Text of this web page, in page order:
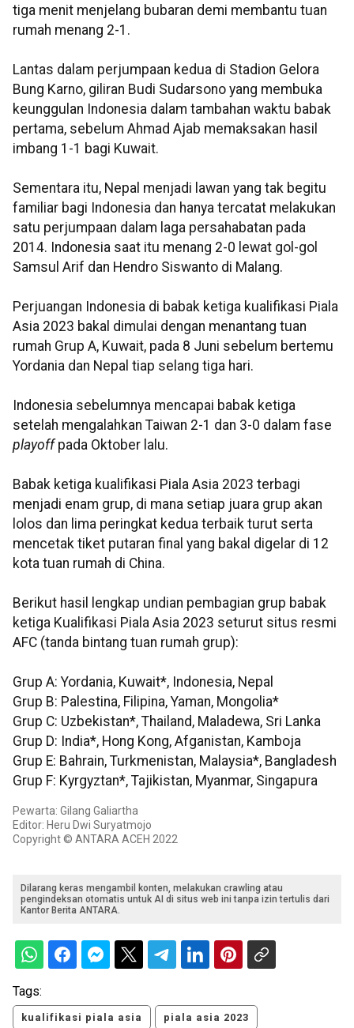
tiga menit menjelang bubaran demi membantu tuan
rumah menang 2-1.
Lantas dalam perjumpaan kedua di Stadion Gelora
Bung Karno, giliran Budi Sudarsono yang membuka
keunggulan Indonesia dalam tambahan waktu babak
pertama, sebelum Ahmad Ajab memaksakan hasil
imbang 1-1 bagi Kuwait.
Sementara itu, Nepal menjadi lawan yang tak begitu
familiar bagi Indonesia dan hanya tercatat melakukan
satu perjumpaan dalam laga persahabatan pada
2014. Indonesia saat itu menang 2-0 lewat gol-gol
Samsul Arif dan Hendro Siswanto di Malang.
Perjuangan Indonesia di babak ketiga kualifikasi Piala
Asia 2023 bakal dimulai dengan menantang tuan
rumah Grup A, Kuwait, pada 8 Juni sebelum bertemu
Yordania dan Nepal tiap selang tiga hari.
Indonesia sebelumnya mencapai babak ketiga
setelah mengalahkan Taiwan 2-1 dan 3-0 dalam fase
playoff pada Oktober lalu.
Babak ketiga kualifikasi Piala Asia 2023 terbagi
menjadi enam grup, di mana setiap juara grup akan
lolos dan lima peringkat kedua terbaik turut serta
mencetak tiket putaran final yang bakal digelar di 12
kota tuan rumah di China.
Berikut hasil lengkap undian pembagian grup babak
ketiga Kualifikasi Piala Asia 2023 seturut situs resmi
AFC (tanda bintang tuan rumah grup):
Grup A: Yordania, Kuwait*, Indonesia, Nepal
Grup B: Palestina, Filipina, Yaman, Mongolia*
Grup C: Uzbekistan*, Thailand, Maladewa, Sri Lanka
Grup D: India*, Hong Kong, Afganistan, Kamboja
Grup E: Bahrain, Turkmenistan, Malaysia*, Bangladesh
Grup F: Kyrgyztan*, Tajikistan, Myanmar, Singapura
Pewarta: Gilang Galiartha
Editor: Heru Dwi Suryatmojo
Copyright © ANTARA ACEH 2022
Dilarang keras mengambil konten, melakukan crawling atau
pengindeksan otomatis untuk AI di situs web ini tanpa izin tertulis dari
Kantor Berita ANTARA.
Tags:
kualifikasi piala asia piala asia 2023